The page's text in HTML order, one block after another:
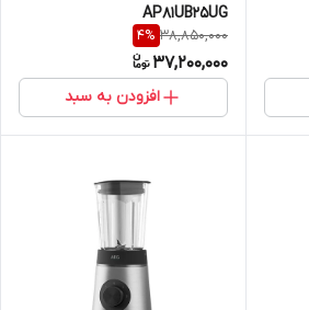
AP81UB25UG
38,850,000
4%
37,200,000
افزودن به سبد